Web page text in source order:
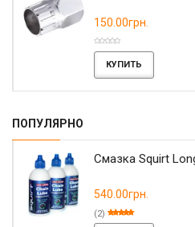
150.00грн.
КУПИТЬ
ПОПУЛЯРНО
Смазка Squirt
540.00грн.
(2)